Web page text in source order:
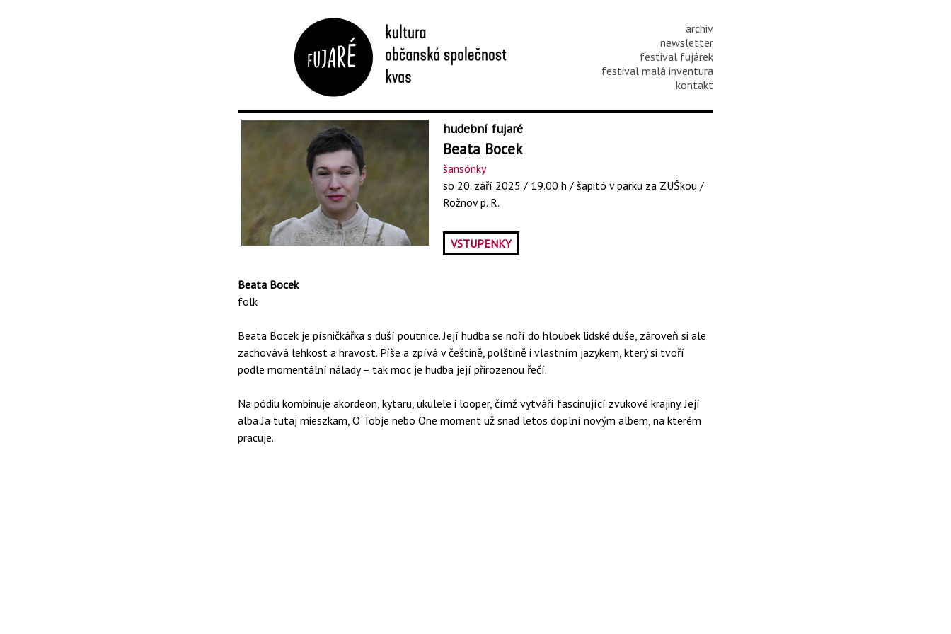
archiv
newsletter
festival fujárek
festival malá inventura
kontakt
hudební fujaré
Beata Bocek
šansónky
so 20. září 2025 / 19.00 h / šapitó v parku za ZUŠkou /
Rožnov p. R.
VSTUPENKY
Beata Bocek
folk
Beata Bocek je písničkářka s duší poutnice. Její hudba se noří do hloubek lidské duše, zároveň si ale
zachovává lehkost a hravost. Píše a zpívá v češtině, polštině i vlastním jazykem, který si tvoří
podle momentální nálady – tak moc je hudba její přirozenou řečí.
Na pódiu kombinuje akordeon, kytaru, ukulele i looper, čímž vytváří fascinující zvukové krajiny. Její
alba Ja tutaj mieszkam, O Tobje nebo One moment už snad letos doplní novým albem, na kterém
pracuje.